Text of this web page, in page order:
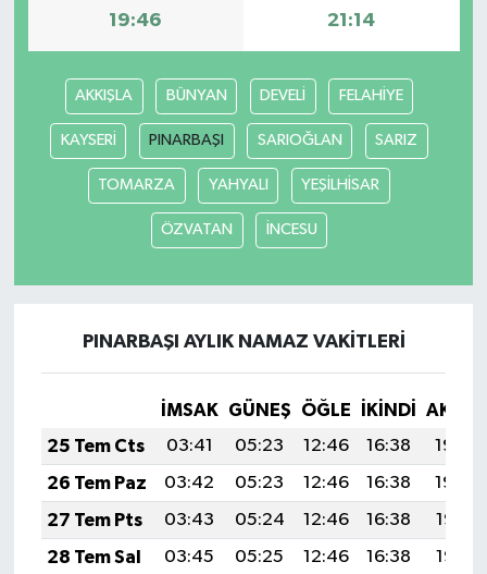
19:46 21:14
AKKIŞLA BÜNYAN DEVELİ FELAHİYE
KAYSERİ PINARBAŞI SARIOĞLAN SARIZ
TOMARZA YAHYALI YEŞİLHİSAR
ÖZVATAN İNCESU
PINARBAŞI AYLIK NAMAZ VAKITLERI
İMSAK GÜNEŞ ÖĞLE İKINDI
25 Tem Cts
03:41 05:23 12:46 16:38
19:59
26 Tem Paz
03:42 05:23 12:46 16:38
19:59
27 Tem Pts
03:43 05:24 12:46 16:38
19:58
28 Tem Sal
03:45 05:25 12:46 16:38
19:57